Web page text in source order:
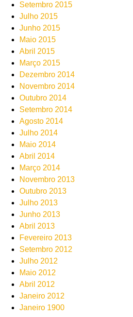
Setembro 2015
Julho 2015
Junho 2015
Maio 2015
Abril 2015
Março 2015
Dezembro 2014
Novembro 2014
Outubro 2014
Setembro 2014
Agosto 2014
Julho 2014
Maio 2014
Abril 2014
Março 2014
Novembro 2013
Outubro 2013
Julho 2013
Junho 2013
Abril 2013
Fevereiro 2013
Setembro 2012
Julho 2012
Maio 2012
Abril 2012
Janeiro 2012
Janeiro 1900